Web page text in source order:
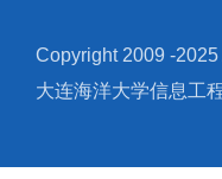
Copyright 2009 -
大连海洋大学信息工